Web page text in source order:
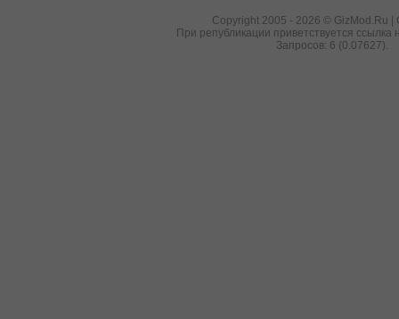
Copyright 2005 - 2026 © GizMod.Ru |
При републикации приветствуется ссылка
Запросов: 6 (0.07627).